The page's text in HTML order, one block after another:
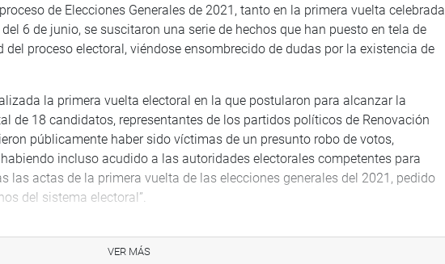
de Elecciones Generales de 2021, tanto en la primera vuelta celebrada
6 de junio, se suscitaron una serie de hechos que han puesto en tela de
proceso electoral, viéndose ensombrecido de dudas por la existencia de
la primera vuelta electoral en la que postularon para alcanzar la
de 18 candidatos, representantes de los partidos políticos de Renovación
públicamente haber sido víctimas de un presunto robo de votos,
incluso acudido a las autoridades electorales competentes para
las actas de la primera vuelta de las elecciones generales del 2021, pedido
del sistema electoral”.
fueron colocando a ambos candidatos en una contienda ajustada voto a
VER MÁS